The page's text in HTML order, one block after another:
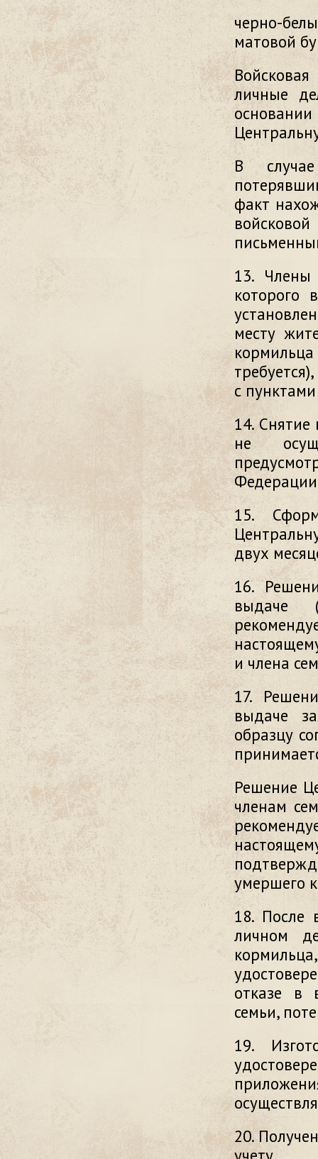
черно-
матовой
личные
В
факт
13. Члены
которого
месту
с
14. Снятие
не
15.
двух
16.
выдаче
и члена
17.
выдаче
образцу
Решение
членам
умершего
18. После
личном
отказе в
семьи,
19.
20.